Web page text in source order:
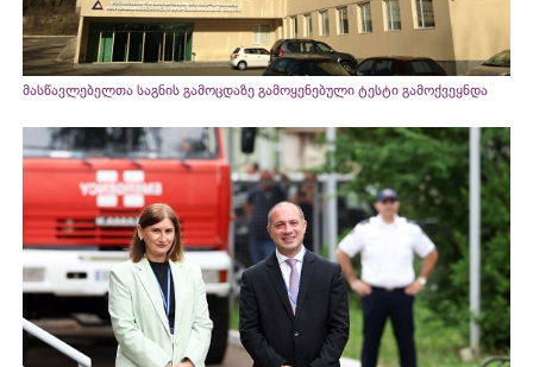
მასწავლებელთა საგნის გამოცდაზე გამოყენებული ტესტი გამოქვეყნდა